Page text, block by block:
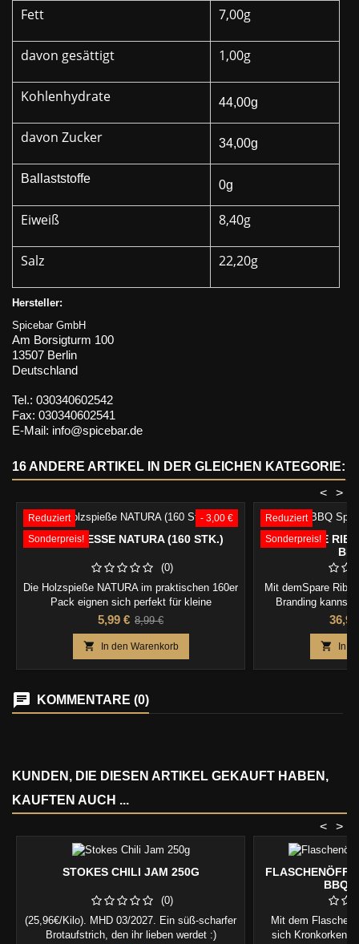
Fett 7,00g
davon gesättigt 1,00g
Kohlenhydrate 44,00g
davon Zucker 34,00g
Ballaststoffe 0g
Eiweiß 8,40g
Salz 22,20g
Hersteller:
Spicebar GmbH
Am Borsigturm 100
13507 Berlin
Deutschland
Tel.: 030340602542
Fax: 030340602541
E-Mail: info@spicebar.de
16 ANDERE ARTIKEL IN DER GLEICHEN KATEGORIE:
>
<
- 3,00 €
Reduziert
Sonderpreis!
HOLZSPIESSE NATURA (160 STK.)
(0)
Die Holzspieße NATURA im praktischen 160er
Pack eignen sich perfekt für kleine
Partyhäppchen, Käsespieße oder fruchtige
Bambusstäbchen sind perfekt, um
Partysnacks zu servieren.
Preis
5,99 € Verkaufspreis
8,99 €
 In den Warenkorb
Reduziert
Sonderpreis!
BBQ SPARE RIB
Mit demSpare Rib
Branding kannst
gleichzeitig
den
Preis
 In
KOMMENTARE (0)
KUNDEN, DIE DIESEN ARTIKEL GEKAUFT HABEN,
KAUFTEN AUCH ...
>
<
STOKES CHILI JAM 250G
(0)
(25,96€/Kilo). MHD 03/2027. Ein süß-scharfer
Brotaufstrich, den ihr lieben werdet :)
BBQ
Mit dem
sich Kronkorken